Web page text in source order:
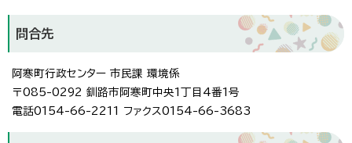
問合先
阿寒町行政センター 市民課 環境係
〒085-0292 釧路市阿寒町中央1丁目4番1号
電話0154-66-2211 ファクス0154-66-3683